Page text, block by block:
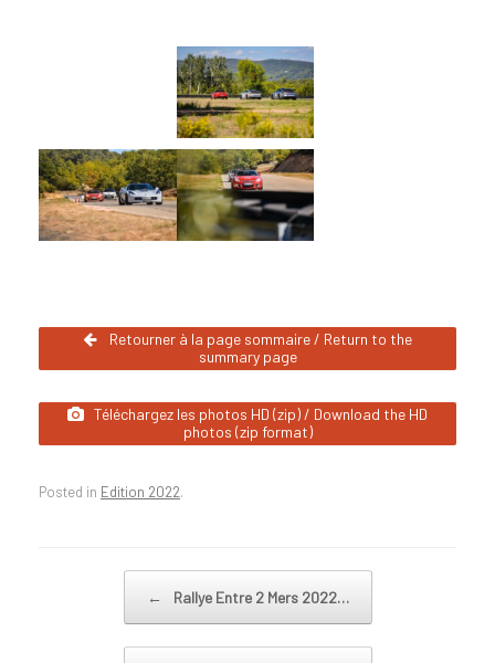
Retourner à la page sommaire / Return to the
summary page
Téléchargez les photos HD (zip) / Download the HD
photos (zip format)
Posted in Edition 2022.
← Rallye Entre 2 Mers 2022…